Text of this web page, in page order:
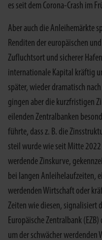
es seit dem Corona-Crash im
Aber auch die Anleihemärkte
Renditen der europäischen
Zufluchtsort und sicherer
internationale Kapital kräftig
später, wieder dramatisch
gingen aber die kurzfristigen
eilenden Zentralbanken
führte, dass z. B. die
steil wurde wie seit Mitte
werdende Zinskurve,
bei langen Anleihelaufzeiten,
werdenden Wirtschaft oder
Zeiten wie diesen, signalisiert
Europäische Zentralbank
um der schwächer werdenden